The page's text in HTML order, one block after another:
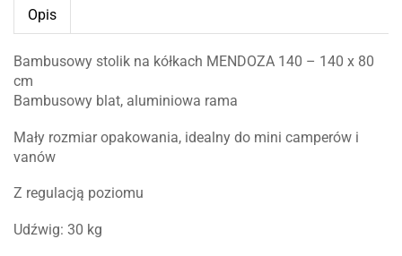
Opis
Bambusowy stolik na kółkach MENDOZA 140 – 140 x 80
cm
Bambusowy blat, aluminiowa rama
Mały rozmiar opakowania, idealny do mini camperów i
vanów
Z regulacją poziomu
Udźwig: 30 kg